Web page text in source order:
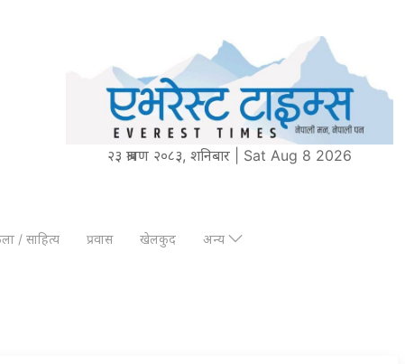
२३ श्रावण २०८३, शनिबार | Sat Aug 8 2026
/ साहित्य प्रवास खेलकुद अन्य